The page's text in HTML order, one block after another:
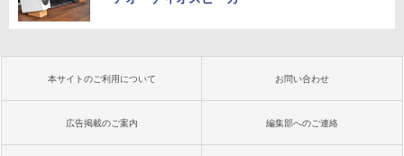
本サイトのご利用について お問い合わせ
広告掲載のご案内 編集部へのご連絡